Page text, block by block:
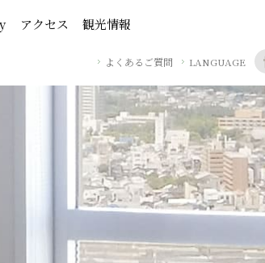
アクセス 観光情報
よくあるご質問 LANGUAGE